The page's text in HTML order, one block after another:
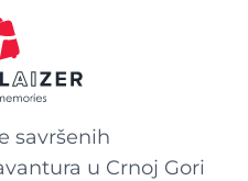
savršenih
u Crnoj Gori